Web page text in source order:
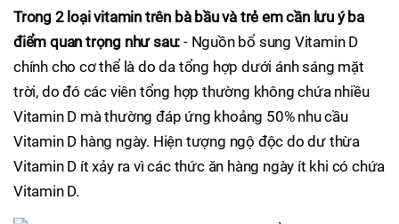
Trong 2 loại vitamin trên bà bầu và trẻ em cần lưu ý ba
điểm quan trọng như sau: - Nguồn bổ sung Vitamin D
chính cho cơ thể là do da tổng hợp dưới ánh sáng mặt
trời, do đó các viên tổng hợp thường không chứa nhiều
Vitamin D mà thường đáp ứng khoảng 50% nhu cầu
Vitamin D hàng ngày. Hiện tượng ngộ độc do dư thừa
Vitamin D ít xảy ra vì các thức ăn hàng ngày ít khi có chứa
Vitamin D.